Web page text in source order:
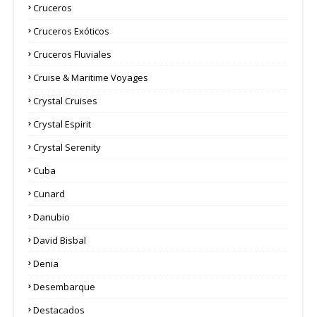
Cruceros
Cruceros Exóticos
Cruceros Fluviales
Cruise & Maritime Voyages
Crystal Cruises
Crystal Espirit
Crystal Serenity
Cuba
Cunard
Danubio
David Bisbal
Denia
Desembarque
Destacados